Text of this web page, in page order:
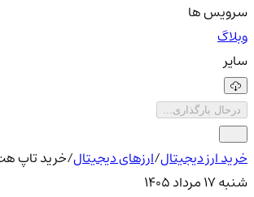
سرویس ها
وبلاگ
سایر
درحال بارگذاری...
خرید ارز دیجیتال/ارزهای دیجیتال/خرید تاپ هت
شنبه ۱۷ مرداد ۱۴۰۵